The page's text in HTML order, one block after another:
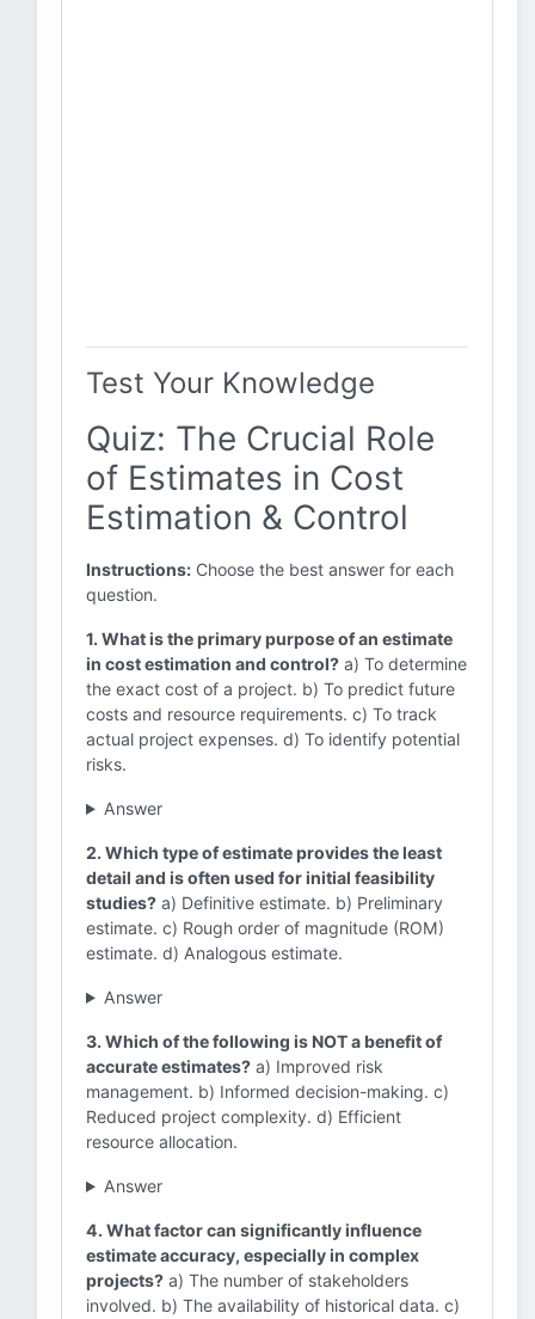
Test Your Knowledge
Quiz: The Crucial Role
of Estimates in Cost
Estimation & Control
Instructions: Choose the best answer for each
question.
1. What is the primary purpose of an estimate
in cost estimation and control? a) To determine
the exact cost of a project. b) To predict future
costs and resource requirements. c) To track
actual project expenses. d) To identify potential
risks.
Answer
2. Which type of estimate provides the least
detail and is often used for initial feasibility
studies? a) Definitive estimate. b) Preliminary
estimate. c) Rough order of magnitude (ROM)
estimate. d) Analogous estimate.
Answer
3. Which of the following is NOT a benefit of
accurate estimates? a) Improved risk
management. b) Informed decision-making. c)
Reduced project complexity. d) Efficient
resource allocation.
Answer
4. What factor can significantly influence
estimate accuracy, especially in complex
projects? a) The number of stakeholders
involved. b) The availability of historical data. c)